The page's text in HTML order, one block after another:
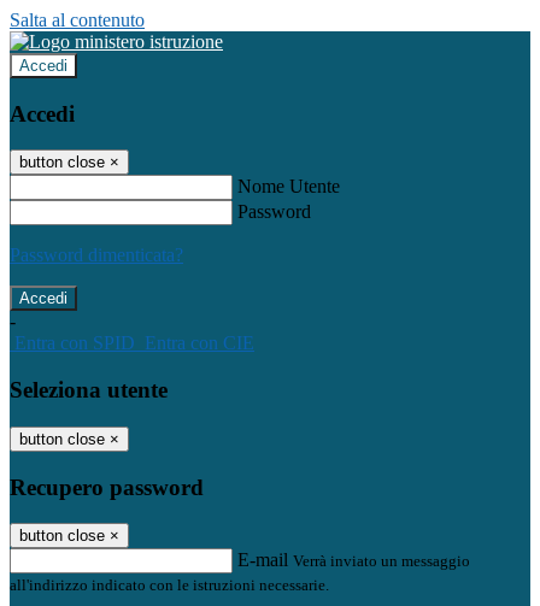
Salta al contenuto
Accedi
Accedi
button close ×
Nome Utente
Password
Password dimenticata?
-
Entra con SPID Entra con CIE
Seleziona utente
button close ×
Recupero password
button close ×
E-mail Verrà inviato un messaggio
all'indirizzo indicato con le istruzioni necessarie.